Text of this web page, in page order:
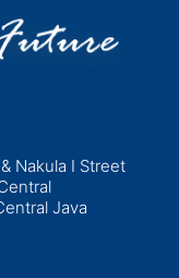
Nakula I Street
Java